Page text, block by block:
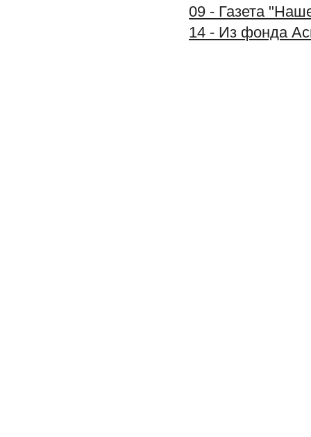
09 - Газета
14 - Из фонда